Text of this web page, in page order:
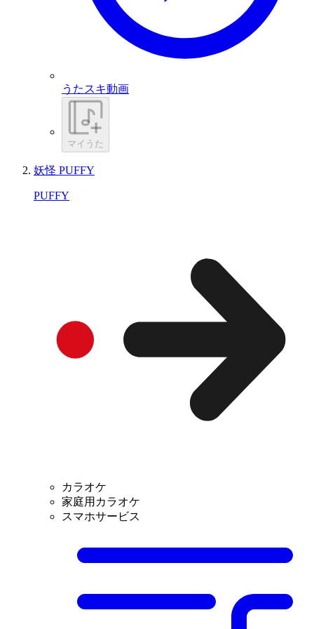
うたスキ動画
マイうた
妖怪 PUFFY
PUFFY
カラオケ
家庭用カラオケ
スマホサービス